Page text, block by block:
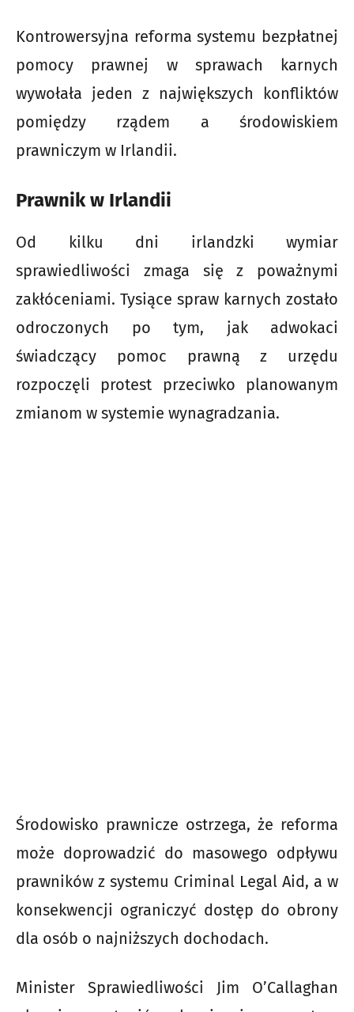
Kontrowersyjna reforma systemu bezpłatnej
pomocy prawnej w sprawach karnych
wywołała jeden z największych konfliktów
pomiędzy rządem a środowiskiem
prawniczym w Irlandii.
Prawnik w Irlandii
Od kilku dni irlandzki wymiar
sprawiedliwości zmaga się z poważnymi
zakłóceniami. Tysiące spraw karnych zostało
odroczonych po tym, jak adwokaci
świadczący pomoc prawną z urzędu
rozpoczęli protest przeciwko planowanym
zmianom w systemie wynagradzania.
Środowisko prawnicze ostrzega, że reforma
może doprowadzić do masowego odpływu
prawników z systemu Criminal Legal Aid, a w
konsekwencji ograniczyć dostęp do obrony
dla osób o najniższych dochodach.
Minister Sprawiedliwości Jim O’Callaghan